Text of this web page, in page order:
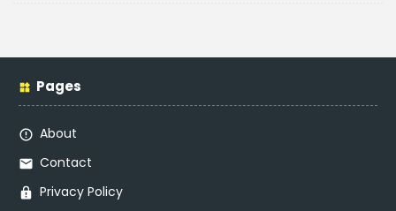
Pages
About
Contact
Privacy Policy